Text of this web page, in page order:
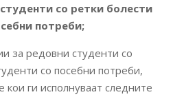
со ретки болести
потреби;
за редовни студенти со
со посебни потреби,
кои ги исполнуваат следните